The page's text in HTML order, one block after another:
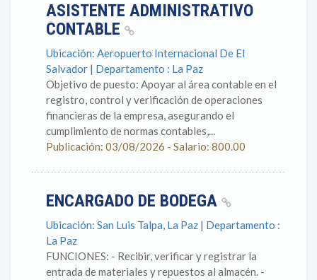
ASISTENTE ADMINISTRATIVO
CONTABLE
Ubicación: Aeropuerto Internacional De El
Salvador | Departamento : La Paz
Objetivo de puesto: Apoyar al área contable en el
registro, control y verificación de operaciones
financieras de la empresa, asegurando el
cumplimiento de normas contables,...
Publicación: 03/08/2026 - Salario: 800.00
ENCARGADO DE BODEGA
Ubicación: San Luis Talpa, La Paz | Departamento :
La Paz
FUNCIONES: - Recibir, verificar y registrar la
entrada de materiales y repuestos al almacén. -